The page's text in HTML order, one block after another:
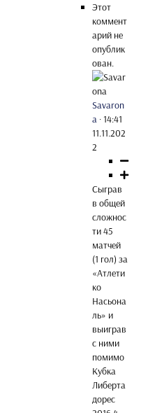
Этот
коммент
арий не
опублик
ован.
Savaron
a ·14:41
11.11.202
2
Сыграв
в общей
сложнос
ти 45
матчей
(1 гол) за
«Атлети
ко
Насьона
ль» и
выиграв
с ними
помимо
Кубка
Либерта
дорес